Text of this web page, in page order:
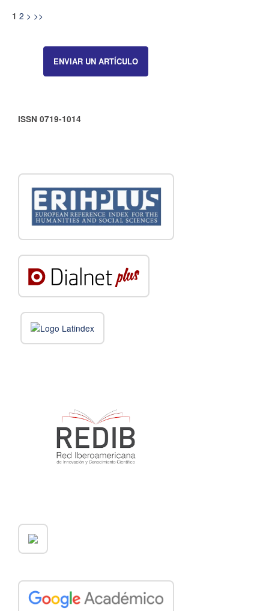
1 2 > >>
ENVIAR UN ARTÍCULO
ISSN 0719-1014